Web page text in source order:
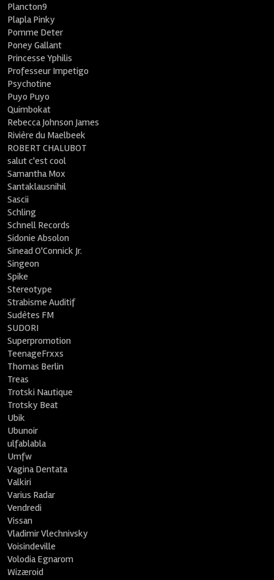
Plancton9
Plapla Pinky
Pomme Deter
Poney Gallant
Princesse Yphilis
Professeur Impetigo
Psychotine
Puyo Puyo
Quimbokat
Rebecca Johnson James
Rivière du Maelbeek
ROBERT CHALUBOT
salut c'est cool
Samantha Mox
Santaklausnihil
Sascii
Schling
Schnell Records
Sidonie Absolon
Sinead O'Connick Jr.
Singeon
Spike
Stereotype
Strabisme Auditif
Sudètes FM
SUDORI
Superpromotion
TeenageFrxxs
Thomas Berlin
Treas
Trotski Nautique
Trotsky Beat
Ubik
Ubunoir
ulfablabla
Umfw
Vagina Dentata
Valkiri
Varius Radar
Vendredi
Vissan
Vladimir Vlechnivsky
Voisindeville
Volodia Egnarom
Wizæroid